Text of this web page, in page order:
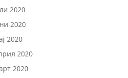
2020
2020
2020
2020
2020